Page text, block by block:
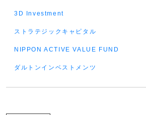
3D Investment
ストラテジックキャピタル
NIPPON ACTIVE VALUE FUND
ダルトンインベストメンツ